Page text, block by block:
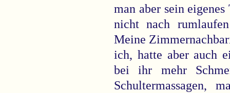
man aber sein
nicht nach
Meine
ich, hatte aber auch
bei ihr mehr
Schultermassagen,